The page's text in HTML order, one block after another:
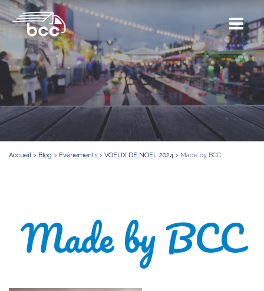
Accueil> Blog > Evénements > VOEUX DE NOEL 2024 > Made by BCC
Made by BCC